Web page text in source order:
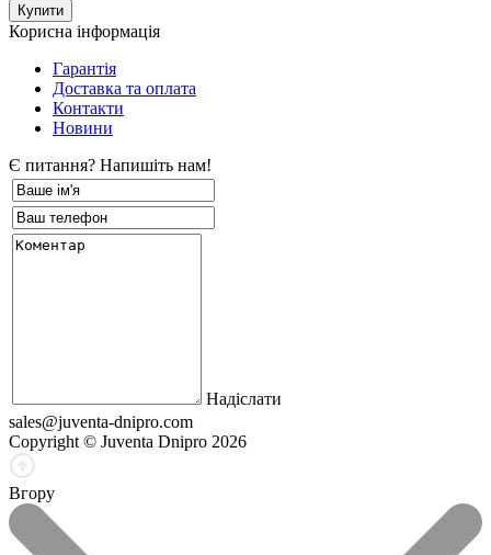
Корисна інформація
Гарантія
Доставка та оплата
Контакти
Новини
Є питання? Напишіть нам!
Надіслати
sales@juventa-dnipro.com
Copyright © Juventa Dnipro 2026
Вгору